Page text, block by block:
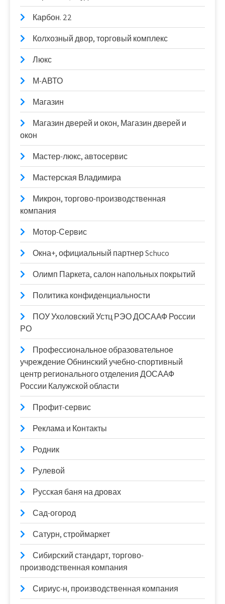
Карбон. 22
Колхозный двор, торговый комплекс
Люкс
М-АВТО
Магазин
Магазин дверей и окон, Магазин дверей и
окон
Мастер-люкс, автосервис
Мастерская Владимира
Микрон, торгово-производственная
компания
Мотор-Сервис
Окна+, официальный партнер Schuco
Олимп Паркета, салон напольных покрытий
Политика конфиденциальности
ПОУ Ухоловский Устц РЭО ДОСААФ России
РО
Профессиональное образовательное
учреждение Обнинский учебно-спортивный
центр регионального отделения ДОСААФ
России Калужской области
Профит-сервис
Реклама и Контакты
Родник
Рулевой
Русская баня на дровах
Сад-огород
Сатурн, строймаркет
Сибирский стандарт, торгово-
производственная компания
Сириус-н, производственная компания